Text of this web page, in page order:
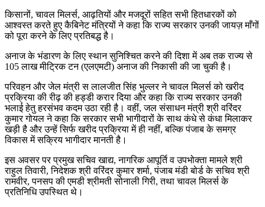
किसानों, चावल मिलर्स, आढ़तियों और मजदूरों सहित सभी हितधारकों को
आश्वस्त करते हुए कैबिनेट मंत्रियों ने कहा कि राज्य सरकार उनकी जायज़ माँगों
को पूरा करने के लिए प्रतिबद्ध है।
अनाज के भंडारण के लिए स्थान सुनिश्चित करने की दिशा में अब तक राज्य से
105 लाख मीट्रिक टन (एलएमटी) अनाज की निकासी की जा चुकी है।
परिवहन और जेल मंत्री स लालजीत सिंह भुल्लर ने चावल मिलर्स को खरीद
प्रक्रिया की रीढ़ की हड्डी करार दिया और कहा कि राज्य सरकार उनकी
भलाई हेतु हरसंभव कदम उठा रही है। वहीं, जल संसाधन मंत्री श्री वरिंदर
कुमार गोयल ने कहा कि सरकार सभी भागीदारों के साथ कंधे से कंधा मिलाकर
खड़ी है और उन्हें सिर्फ खरीद प्रक्रिया में ही नहीं, बल्कि पंजाब के समग्र
विकास में सक्रिय भागीदार मानती है।
इस अवसर पर प्रमुख सचिव खाद्य, नागरिक आपूर्ति व उपभोक्ता मामले श्री
राहुल तिवारी, निदेशक श्री वरिंदर कुमार शर्मा, पंजाब मंडी बोर्ड के सचिव श्री
रामवीर, पनसप की एमडी श्रीमती सोनाली गिरी, तथा चावल मिलर्स के
प्रतिनिधि उपस्थित थे।